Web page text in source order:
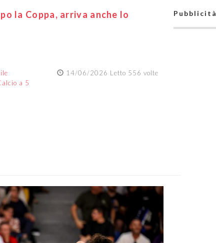
la Coppa, arriva anche lo
14/06/2026 Letto 556 volte
a 5
Pubblicità